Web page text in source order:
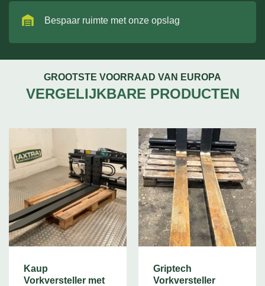
Bespaar ruimte met onze opslag
GROOTSTE VOORRAAD VAN EUROPA
VERGELIJKBARE PRODUCTEN
Kaup
Vorkversteller met
Griptech
Vorkversteller